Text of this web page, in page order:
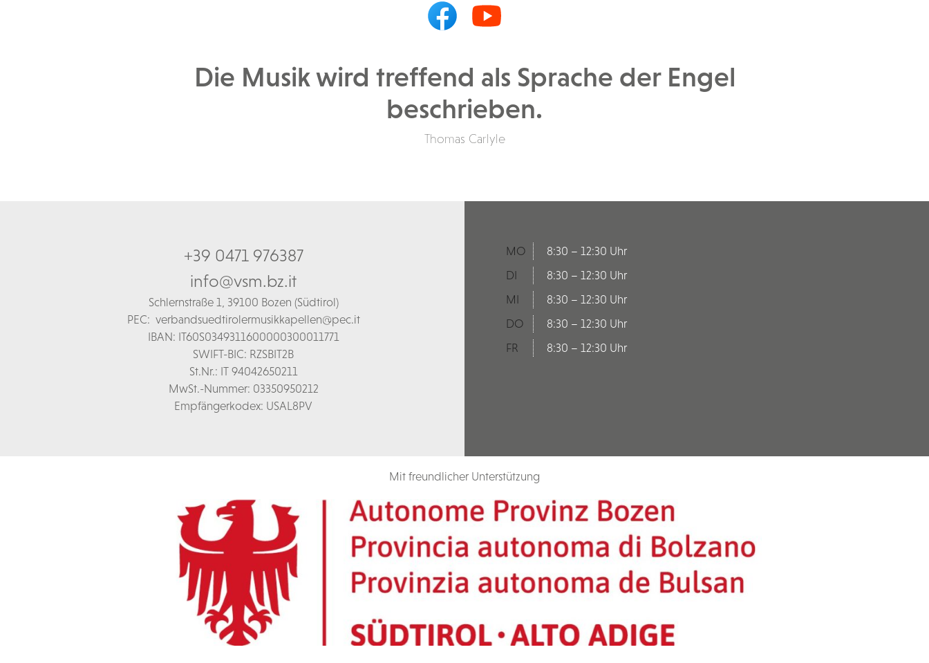
Die Musik wird treffend als Sprache der Engel
beschrieben.
Thomas Carlyle
+39 0471 976387
info@vsm.bz.it
Schlernstraße 1, 39100 Bozen (Südtirol)
PEC: verbandsuedtirolermusikkapellen@pec.it
IBAN: IT60S0349311600000300011771
SWIFT-BIC: RZSBIT2B
St.Nr.: IT 94042650211
MwSt.-Nummer: 03350950212
Empfängerkodex: USAL8PV
MO
8:30 – 12:30 Uhr
DI
8:30 – 12:30 Uhr
MI
8:30 – 12:30 Uhr
DO
8:30 – 12:30 Uhr
FR
8:30 – 12:30 Uhr
Mit freundlicher Unterstützung